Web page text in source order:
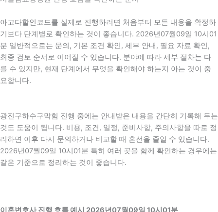
아고다할인코드를 실제로 진행하려면 처음부터 모든 내용을 확정하
기보다 단계별로 확인하는 것이 좋습니다. 2026년07월09일 10시01
분 일반적으로는 문의, 기본 조건 확인, 세부 안내, 필요 자료 확인,
최종 검토 순서로 이어질 수 있습니다. 분야에 따라 세부 절차는 다
를 수 있지만, 현재 단계에서 무엇을 확인해야 하는지 아는 것이 중
요합니다.
광진구하수구막힘 진행 중에는 안내받은 내용을 간단히 기록해 두는
것도 도움이 됩니다. 비용, 조건, 일정, 준비사항, 주의사항을 따로 정
리하면 이후 다시 문의하거나 비교할 때 혼선을 줄일 수 있습니다.
2026년07월09일 10시01분 특히 여러 곳을 함께 확인하는 경우에는
같은 기준으로 정리하는 것이 좋습니다.
이혼변호사 진행 흐름 예시 2026년07월09일 10시01분